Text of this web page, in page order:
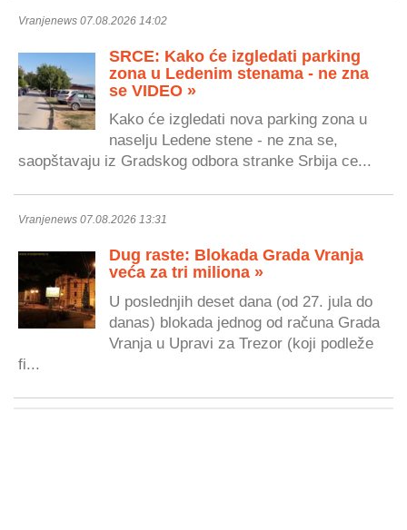
Vranjenews 07.08.2026 14:02
SRCE: Kako će izgledati parking
zona u Ledenim stenama - ne zna
se VIDEO »
Kako će izgledati nova parking zona u
naselju Ledene stene - ne zna se,
saopštavaju iz Gradskog odbora stranke Srbija ce...
Vranjenews 07.08.2026 13:31
Dug raste: Blokada Grada Vranja
veća za tri miliona »
U poslednjih deset dana (od 27. jula do
danas) blokada jednog od računa Grada
Vranja u Upravi za Trezor (koji podleže
fi...